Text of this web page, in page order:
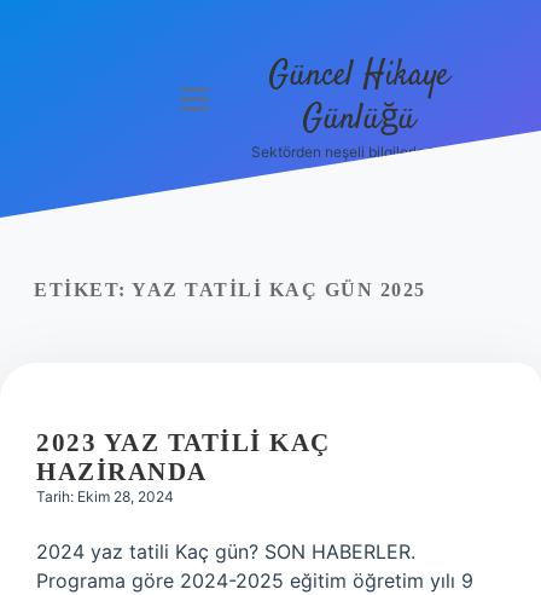
menüyü
Güncel Hikaye
Günlüğü
Sektörden neşeli bilgilerle tanış!
ETIKET: YAZ TATILI KAÇ GÜN 2025
2023 YAZ TATILI KAÇ
HAZIRANDA
Tarih: Ekim 28, 2024
2024 yaz tatili Kaç gün? SON HABERLER.
Programa göre 2024-2025 eğitim öğretim yılı 9